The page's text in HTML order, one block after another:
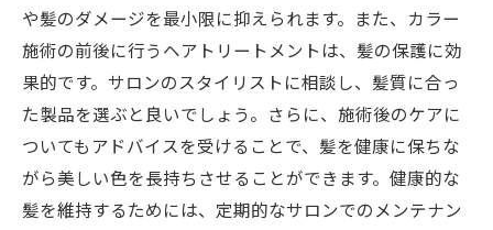
や髪のダメージを最小限に抑えられます。また、カラー
施術の前後に行うヘアトリートメントは、髪の保護に効
果的です。サロンのスタイリストに相談し、髪質に合っ
た製品を選ぶと良いでしょう。さらに、施術後のケアに
ついてもアドバイスを受けることで、髪を健康に保ちな
がら美しい色を長持ちさせることができます。健康的な
髪を維持するためには、定期的なサロンでのメンテナン